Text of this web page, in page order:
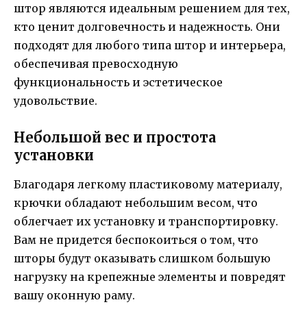
штор являются идеальным решением для тех,
кто ценит долговечность и надежность. Они
подходят для любого типа штор и интерьера,
обеспечивая превосходную
функциональность и эстетическое
удовольствие.
Небольшой вес и простота
установки
Благодаря легкому пластиковому материалу,
крючки обладают небольшим весом, что
облегчает их установку и транспортировку.
Вам не придется беспокоиться о том, что
шторы будут оказывать слишком большую
нагрузку на крепежные элементы и повредят
вашу оконную раму.